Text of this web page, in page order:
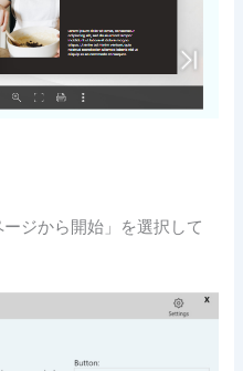
ージから開始」を選択して